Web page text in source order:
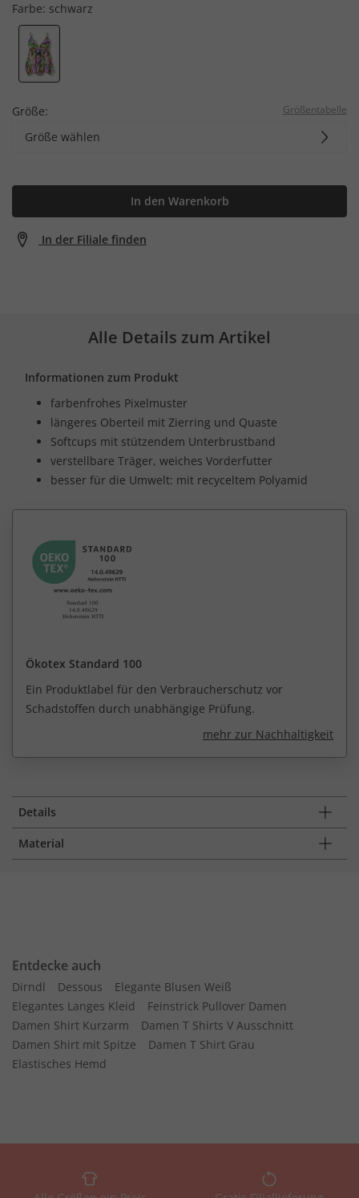
Farbe: schwarz
Größe: Größentabelle
Größe wählen
In den Warenkorb
In der Filiale finden
Alle Details zum Artikel
Informationen zum Produkt
farbenfrohes Pixelmuster
längeres Oberteil mit Zierring und Quaste
Softcups mit stützendem Unterbrustband
verstellbare Träger, weiches Vorderfutter
besser für die Umwelt: mit recyceltem Polyamid
Ökotex Standard 100
Ein Produktlabel für den Verbraucherschutz vor
Schadstoffen durch unabhängige Prüfung.
mehr zur Nachhaltigkeit
Details
Material
Entdecke auch
Dirndl Dessous
Elegante Blusen Weiß
Elegantes Langes Kleid
Feinstrick Pullover Damen
Damen Shirt Kurzarm
Damen T Shirts V Ausschnitt
Damen Shirt mit Spitze
Damen T Shirt Grau
Elastisches Hemd